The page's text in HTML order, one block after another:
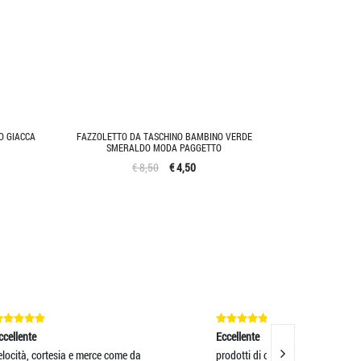
GIACCA
FAZZOLETTO DA TASCHINO BAMBINO VERDE
SMERALDO MODA PAGGETTO
€ 8,50 € 4,50
prodotti di ottima qualita